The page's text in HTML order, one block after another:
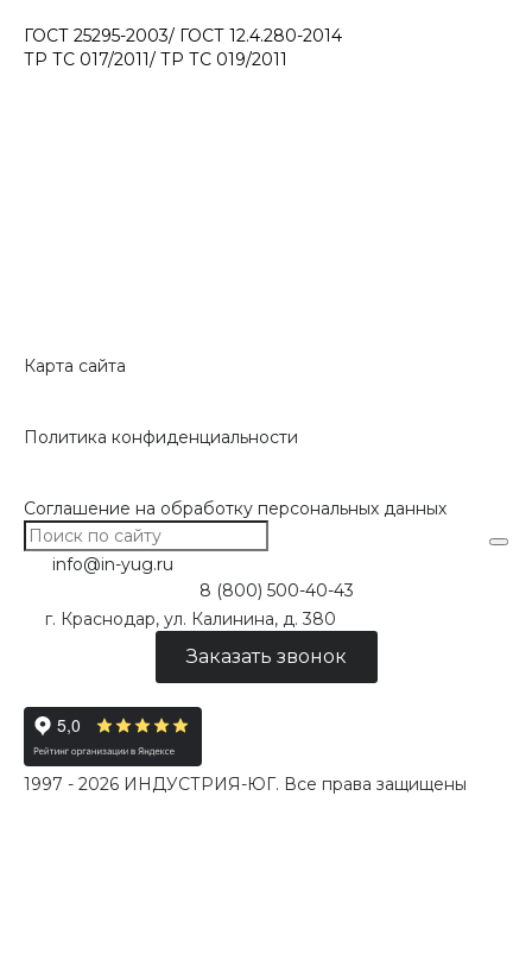
ГОСТ 25295-2003/ ГОСТ 12.4.280-2014
ТР ТС 017/2011/ ТР ТС 019/2011
Карта сайта
Политика конфиденциальности
Соглашение на обработку персональных данных
info@in-yug.ru
8 (800) 500-40-43
г. Краснодар, ул. Калинина, д. 380
Заказать звонок
1997 - 2026 ИНДУСТРИЯ-ЮГ. Все права защищены